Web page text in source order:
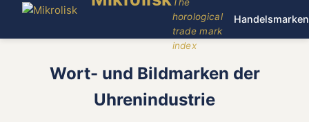
horological
trade mark
index
Handelsmarken
Wort- und Bildmarken der
Uhrenindustrie